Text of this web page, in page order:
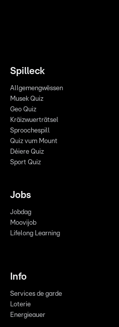
Spilleck
Allgemengwëssen
Musek Quiz
Geo Quiz
Kräizwuerträtsel
Sproochespill
Quiz vum Mount
Déiere Quiz
Sport Quiz
Jobs
Jobdag
Moovijob
Lifelong Learning
Info
Services de garde
Loterie
Energieauer